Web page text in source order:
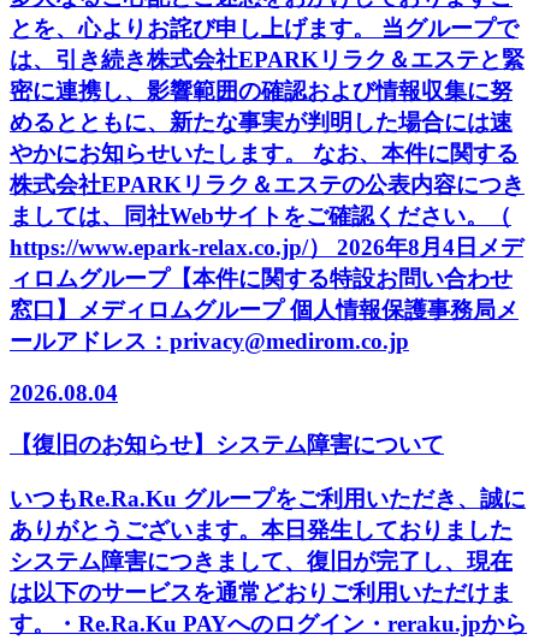
とを、心よりお詫び申し上げます。 当グループで
は、引き続き株式会社EPARKリラク＆エステと緊
密に連携し、影響範囲の確認および情報収集に努
めるとともに、新たな事実が判明した場合には速
やかにお知らせいたします。 なお、本件に関する
株式会社EPARKリラク＆エステの公表内容につき
ましては、同社Webサイトをご確認ください。（
https://www.epark-relax.co.jp/） 2026年8月4日メデ
ィロムグループ【本件に関する特設お問い合わせ
窓口】メディロムグループ 個人情報保護事務局メ
ールアドレス：privacy@medirom.co.jp
2026.08.04
【復旧のお知らせ】システム障害について
いつもRe.Ra.Ku グループをご利用いただき、誠に
ありがとうございます。本日発生しておりました
システム障害につきまして、復旧が完了し、現在
は以下のサービスを通常どおりご利用いただけま
す。・Re.Ra.Ku PAYへのログイン・reraku.jpから